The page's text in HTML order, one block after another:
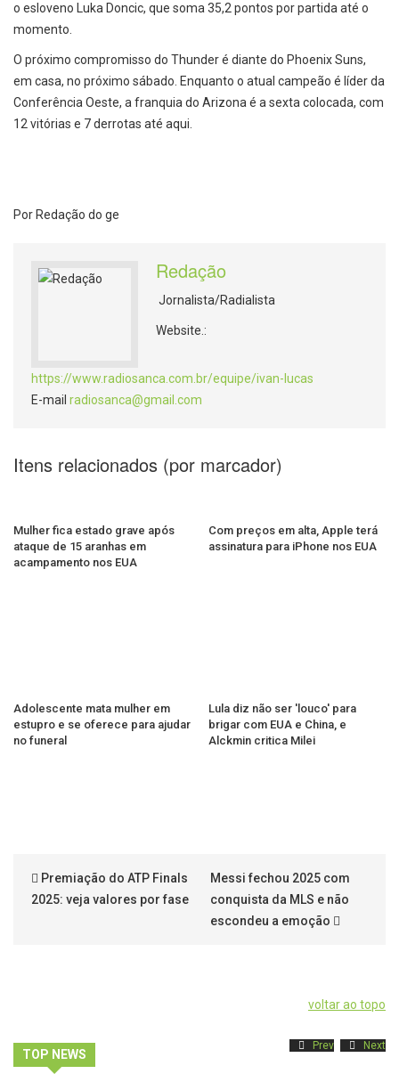
o esloveno Luka Doncic, que soma 35,2 pontos por partida até o
momento.
O próximo compromisso do Thunder é diante do Phoenix Suns,
em casa, no próximo sábado. Enquanto o atual campeão é líder da
Conferência Oeste, a franquia do Arizona é a sexta colocada, com
12 vitórias e 7 derrotas até aqui.
Por Redação do ge
Redação
Jornalista/Radialista
Website.:
https://www.radiosanca.com.br/equipe/ivan-lucas
E-mail radiosanca@gmail.com
Itens relacionados (por marcador)
Mulher fica estado grave após
ataque de 15 aranhas em
acampamento nos EUA
Com preços em alta, Apple terá
assinatura para iPhone nos EUA
Adolescente mata mulher em
estupro e se oferece para ajudar
no funeral
Lula diz não ser 'louco' para
brigar com EUA e China, e
Alckmin critica Milei
Premiação do ATP Finals
2025: veja valores por fase
Messi fechou 2025 com
conquista da MLS e não
escondeu a emoção
voltar ao topo
TOP NEWS
Prev Next